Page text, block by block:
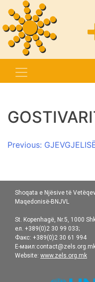
Post
Previous:
Shoqata e Njësive të
Maqedonisë-BNJVL
St. Kopenhagë, Nr.5, 1000
ел. +389(0)2 30 99 033;
Факс: +389(0)2 30 61 994
Е-
Website: www.zels.org.mk